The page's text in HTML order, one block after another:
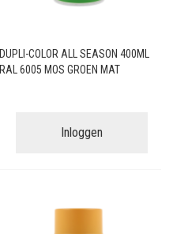
DUPLI-COLOR ALL SEASON 400ML
RAL 6005 MOS GROEN MAT
Inloggen